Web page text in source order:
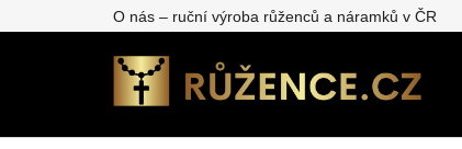
na
O nás – ruční výroba růženců a náramků v ČR